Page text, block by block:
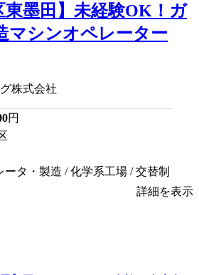
東墨田】未経験OK！ガ
マシンオペレーター
株式会社
円
ータ・製造 / 化学系工場 / 交替制
詳細を表示